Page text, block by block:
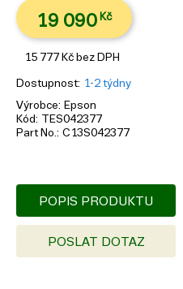
19 090 Kč
15 777 Kč bez DPH
Dostupnost 1-2 týdny
Výrobce
Epson
Kód
TES042377
Part No. C13S042377
POPIS PRODUKTU
POSLAT DOTAZ